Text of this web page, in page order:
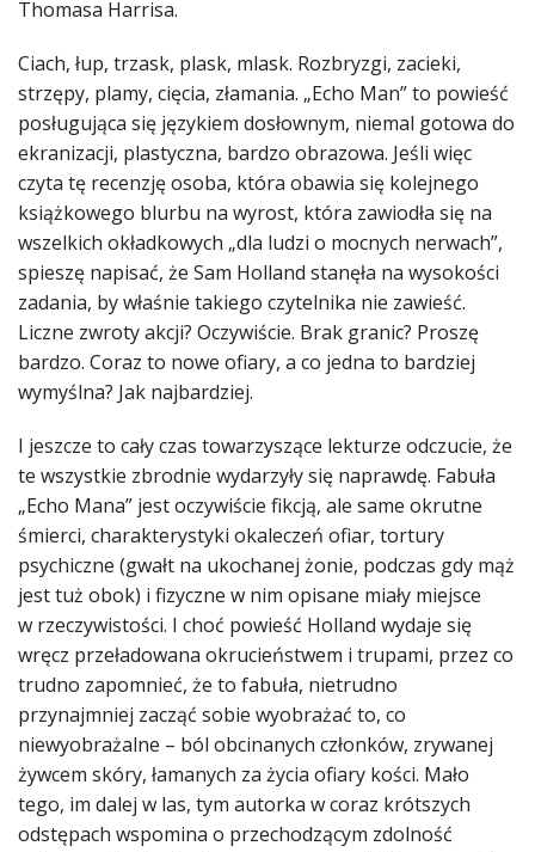
Thomasa Harrisa.
Ciach, łup, trzask, plask, mlask. Rozbryzgi, zacieki,
strzępy, plamy, cięcia, złamania. „Echo Man” to powieść
posługująca się językiem dosłownym, niemal gotowa do
ekranizacji, plastyczna, bardzo obrazowa. Jeśli więc
czyta tę recenzję osoba, która obawia się kolejnego
książkowego blurbu na wyrost, która zawiodła się na
wszelkich okładkowych „dla ludzi o mocnych nerwach”,
spieszę napisać, że Sam Holland stanęła na wysokości
zadania, by właśnie takiego czytelnika nie zawieść.
Liczne zwroty akcji? Oczywiście. Brak granic? Proszę
bardzo. Coraz to nowe ofiary, a co jedna to bardziej
wymyślna? Jak najbardziej.
I jeszcze to cały czas towarzyszące lekturze odczucie, że
te wszystkie zbrodnie wydarzyły się naprawdę. Fabuła
„Echo Mana” jest oczywiście fikcją, ale same okrutne
śmierci, charakterystyki okaleczeń ofiar, tortury
psychiczne (gwałt na ukochanej żonie, podczas gdy mąż
jest tuż obok) i fizyczne w nim opisane miały miejsce
w rzeczywistości. I choć powieść Holland wydaje się
wręcz przeładowana okrucieństwem i trupami, przez co
trudno zapomnieć, że to fabuła, nietrudno
przynajmniej zacząć sobie wyobrażać to, co
niewyobrażalne – ból obcinanych członków, zrywanej
żywcem skóry, łamanych za życia ofiary kości. Mało
tego, im dalej w las, tym autorka w coraz krótszych
odstępach wspomina o przechodzącym zdolność